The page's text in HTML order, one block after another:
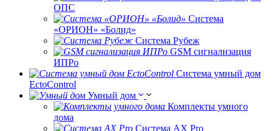
ОПС
Система
«ОРИОН» «Болид»
Система Рубеж
GSM сигнализация
ИПРо
Система умный дом
EctoControl
Умный дом
Комплекты умного
дома
Система AX Pro